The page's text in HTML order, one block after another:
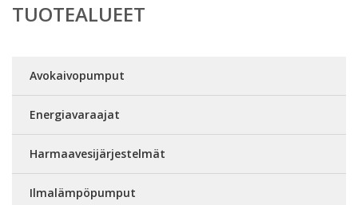
TUOTEALUEET
Avokaivopumput
Energiavaraajat
Harmaavesijärjestelmät
Ilmalämpöpumput